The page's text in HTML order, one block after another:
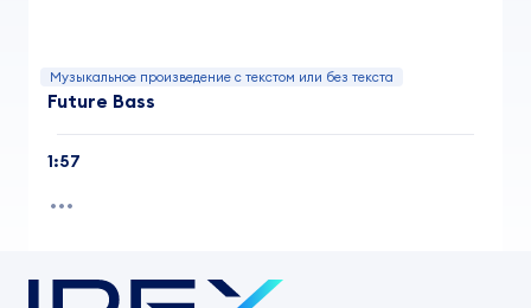
Музыкальное произведение с текстом или без текста
Future Bass
1:57